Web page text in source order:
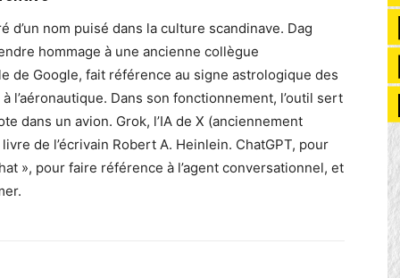
d’un nom puisé dans la culture scandinave. Dag
hommage à une ancienne collègue
de Google, fait référence au signe astrologique des
l’aéronautique. Dans son fonctionnement, l’outil sert
dans un avion. Grok, l’IA de X (anciennement
de l’écrivain Robert A. Heinlein. ChatGPT, pour
», pour faire référence à l’agent conversationnel, et